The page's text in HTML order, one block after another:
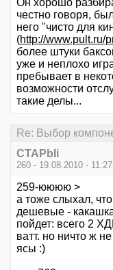
честно говоря,
него "чисто для
(http://www.pult.ru/
более штуки
уже и неплохо
пребывает в
возможности
такие делы...
Re: Выбор
CTAPbIi
260 - 19.08.2010 - 11:27
259-юююю >
а тоже слыхал,
дешевые -
пойдет: всего 2
ватт. но ничто ж
ясы :)